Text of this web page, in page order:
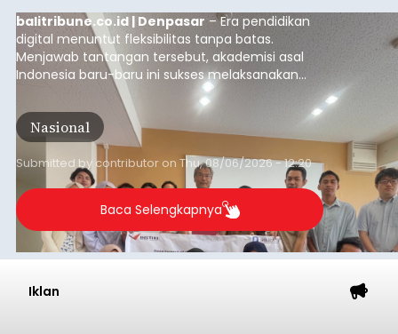
balitribune.co.id | Denpasar – Era pendidikan
digital menuntut fleksibilitas tanpa batas.
Menjawab tantangan tersebut, akademisi asal
Indonesia baru-baru ini sukses melaksanakan
program Pengabdian Kepada Masyarakat (PKM)
skala internasional di Distributed Systems
Laboratory, Okayama University, Jepang.
Nasional
Submitted by contributor on Thu, 08/06/2026 - 12:20
Baca Selengkapnya
Iklan